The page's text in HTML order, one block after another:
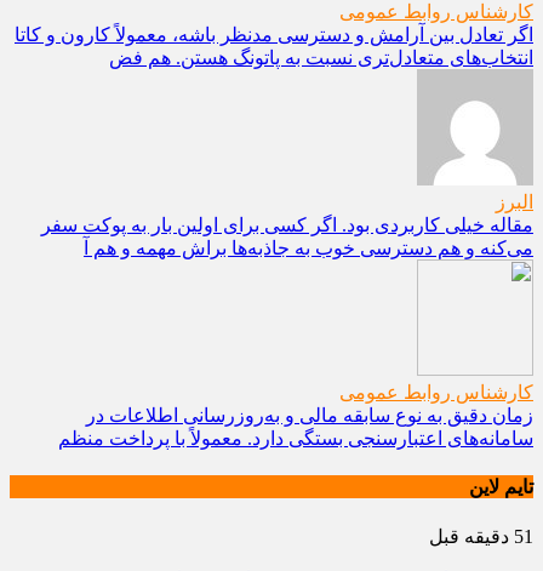
کارشناس روابط عمومی
اگر تعادل بین آرامش و دسترسی مدنظر باشه، معمولاً کارون و کاتا
انتخاب‌های متعادل‌تری نسبت به پاتونگ هستن. هم فض
البرز
مقاله خیلی کاربردی بود. اگر کسی برای اولین بار به پوکت سفر
می‌کنه و هم دسترسی خوب به جاذبه‌ها براش مهمه و هم آ
کارشناس روابط عمومی
زمان دقیق به نوع سابقه مالی و به‌روزرسانی اطلاعات در
سامانه‌های اعتبارسنجی بستگی دارد. معمولاً با پرداخت منظم
تایم لاین
51 دقیقه قبل